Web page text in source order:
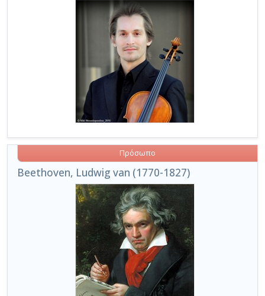
Beethoven, Ludwig van (1770-1827)
Πρόσωπο